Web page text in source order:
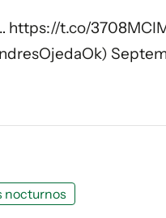
https://t.co/
nocturnos